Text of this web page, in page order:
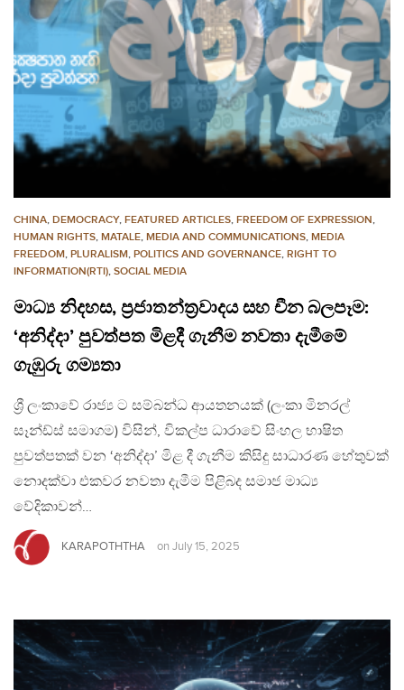
CHINA, DEMOCRACY, FEATURED ARTICLES, FREEDOM OF EXPRESSION,
HUMAN RIGHTS, MATALE, MEDIA AND COMMUNICATIONS, MEDIA
FREEDOM, PLURALISM, POLITICS AND GOVERNANCE, RIGHT TO
INFORMATION(RTI), SOCIAL MEDIA
මාධ්‍ය නිදහස, ප්‍රජාතන්ත්‍රවාදය සහ චීන බලපෑම:
‘අනිද්දා’ පුවත්පත මිළදී ගැනීම නවතා දැමීමේ
ගැඹුරු ගම්‍යතා
ශ්‍රී ලංකාවේ රාජ්‍ය ට සම්බන්ධ ආයතනයක් (ලංකා මිනරල්
සෑන්ඩ්ස් සමාගම) විසින්, විකල්ප ධාරාවේ සිංහල භාෂිත
පුවත්පතක් වන ‘අනිද්දා’ මිළ දී ගැනීම කිසිදු සාධාරණ හේතුවක්
නොදක්වා එකවර නවතා දැමීම පිළිබද සමාජ මාධ්‍ය
වේදිකාවන්…
KARAPOTHTHA on July 15, 2025